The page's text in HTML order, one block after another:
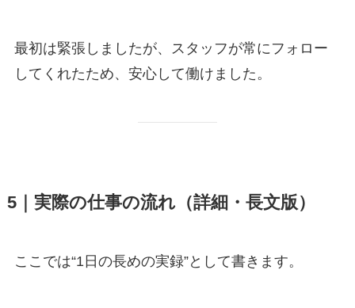
最初は緊張しましたが、スタッフが常にフォロー
してくれたため、安心して働けました。
5｜実際の仕事の流れ（詳細・長文版）
ここでは“1日の長めの実録”として書きます。